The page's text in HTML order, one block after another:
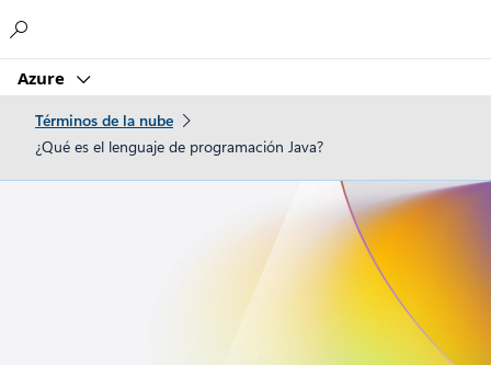
Azure
Términos de la nube
¿Qué es el lenguaje de programación Java?